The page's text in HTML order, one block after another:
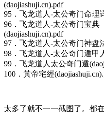
(daojiashuji.cn).pdf
95．飞龙道人-太公奇门命理
96．飞龙道人-太公奇门宝
(daojiashuji.cn).pdf
97．飞龙道人-太公奇门神盘
98．飞龙道人-太公奇门遁甲
99．飞龙道人太公奇门遁
100．黃帝宅經
太多了就不一一截图了。都